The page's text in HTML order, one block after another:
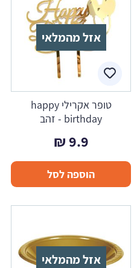
אזל מהמלאי
טופר אקרילי happy
birthday - זהב
9.9
₪
הוספה לסל
אזל מהמלאי